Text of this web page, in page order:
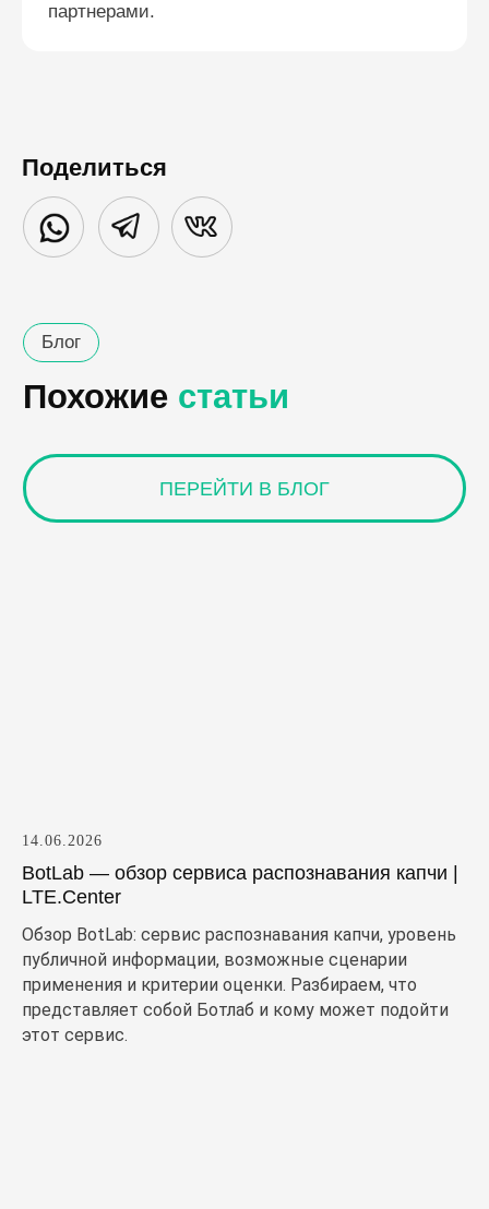
партнерами.
Поделиться
14.06.2026
BotLab — обзор сервиса распознавания капчи |
LTE.Center
Обзор BotLab: сервис распознавания капчи, уровень
публичной информации, возможные сценарии
применения и критерии оценки. Разбираем, что
представляет собой Ботлаб и кому может подойти
этот сервис.